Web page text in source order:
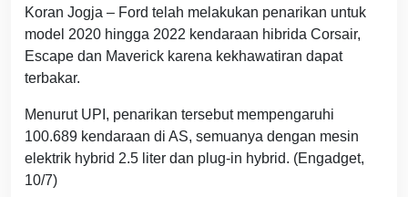
Koran Jogja – Ford telah melakukan penarikan untuk
model 2020 hingga 2022 kendaraan hibrida Corsair,
Escape dan Maverick karena kekhawatiran dapat
terbakar.
Menurut UPI, penarikan tersebut mempengaruhi
100.689 kendaraan di AS, semuanya dengan mesin
elektrik hybrid 2.5 liter dan plug-in hybrid. (Engadget,
10/7)